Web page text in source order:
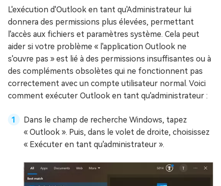
L'exécution d'Outlook en tant qu'Administrateur lui
donnera des permissions plus élevées, permettant
l'accès aux fichiers et paramètres système. Cela peut
aider si votre problème « l'application Outlook ne
s'ouvre pas » est lié à des permissions insuffisantes ou à
des compléments obsolètes qui ne fonctionnent pas
correctement avec un compte utilisateur normal. Voici
comment exécuter Outlook en tant qu'administrateur :
Dans le champ de recherche Windows, tapez
« Outlook ». Puis, dans le volet de droite, choisissez
« Exécuter en tant qu'administrateur ».